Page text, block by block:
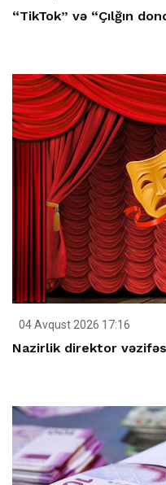
“TikTok” və “Çılğın
04 Avqust 2026 17:16
Nazirlik direktor